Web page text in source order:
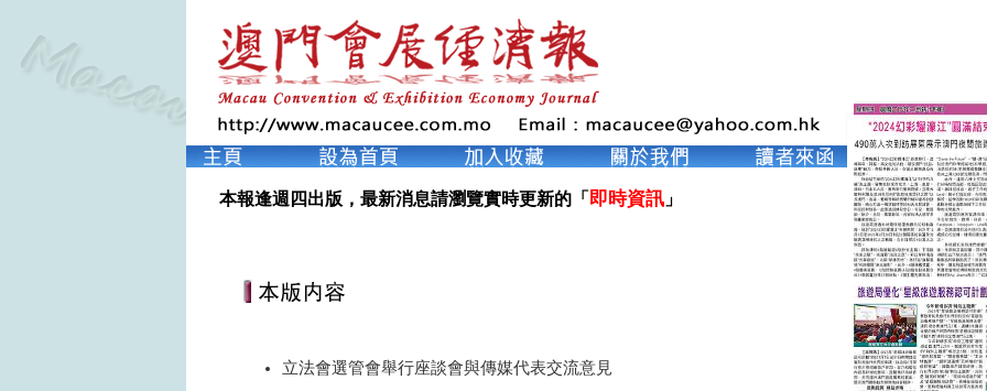
本報逢週四出版，最新消息請瀏覽實時更新的「 即時資訊」
立法會選管會舉行座談會與傳媒代表交流意見